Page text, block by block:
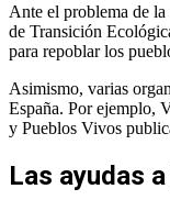
Ante el problema de
de Transición
para repoblar los
Asimismo, varias
España. Por ejemplo,
y Pueblos Vivos
Las ayudas